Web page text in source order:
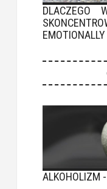
DLACZEGO
ALKOHOLIZM